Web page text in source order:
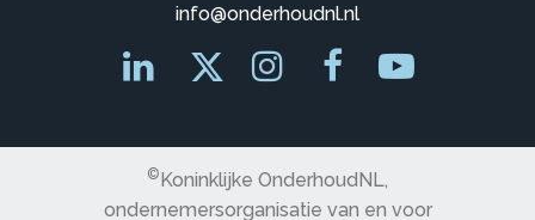
info@onderhoudnl.nl
©Koninklijke OnderhoudNL,
ondernemersorganisatie van en voor